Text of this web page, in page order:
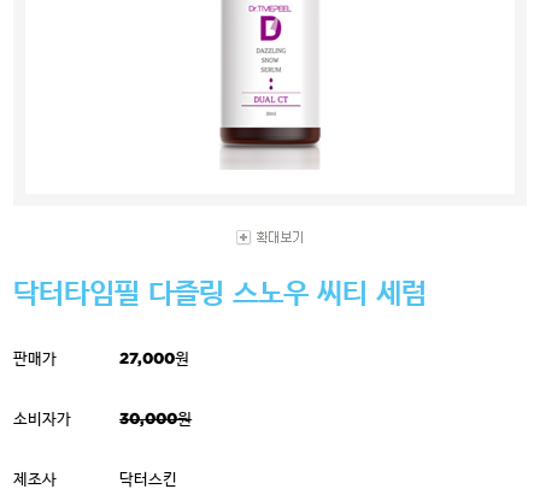
닥터타임필 다즐링 스노우 씨티 세럼
판매가 27,000원
소비자가 30,000원
제조사 닥터스킨